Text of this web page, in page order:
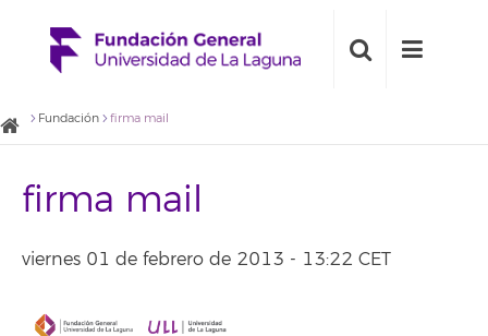
Fundación firma mail
firma mail
viernes 01 de febrero de 2013 - 13:22 CET